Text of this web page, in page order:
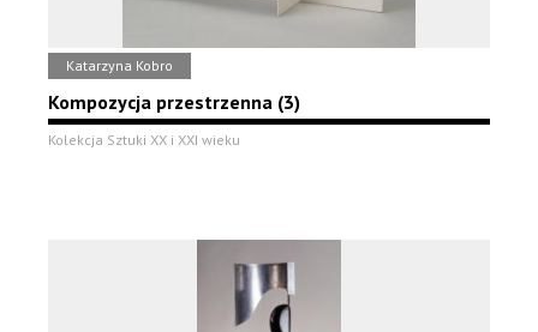
Katarzyna Kobro
Kompozycja przestrzenna (3)
Kolekcja Sztuki XX i XXI wieku